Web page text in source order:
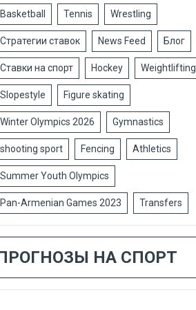
Basketball Tennis Wrestling
Стратегии ставок News Feed Блог
Ставки на спорт Hockey Weightlifting
Slopestyle Figure skating
Winter Olympics 2026 Gymnastics
shooting sport Fencing Athletics
Summer Youth Olympics
Pan-Armenian Games 2023 Transfers
НА СПОРТ